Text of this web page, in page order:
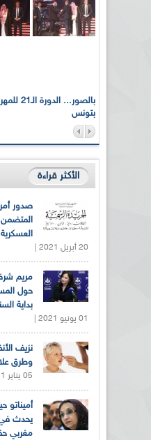
بتونس
الأكثر قراءة
صدور
العسكرية
20 أبريل 2021 |
حول
بداية
01 يونيو 2021 |
نزيف
وطرق
05 يناير 2021 |
أميناتو
يحدث في
مغربي